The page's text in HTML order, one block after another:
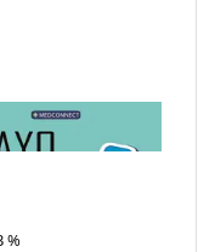
CLINIC. CARTEA
DESPRE DIABETUL
%